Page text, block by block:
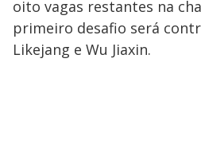
oito vagas restantes na
primeiro desafio será
Likejang e Wu Jiaxin.